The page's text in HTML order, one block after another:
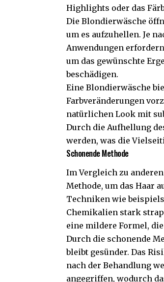
Highlights oder das
Die Blondierwäsche
um es aufzuhellen. Je
Anwendungen
um das gewünschte
beschädigen.
Eine Blondierwäsche
Farbveränderungen
natürlichen Look mit
Durch die Aufhellung
werden, was die
Schonende Methode
Im Vergleich zu
Methode, um das Haar
Techniken wie
Chemikalien stark
eine mildere Formel,
Durch die schonende
bleibt gesünder. Das
nach der Behandlung
angegriffen, wodurch